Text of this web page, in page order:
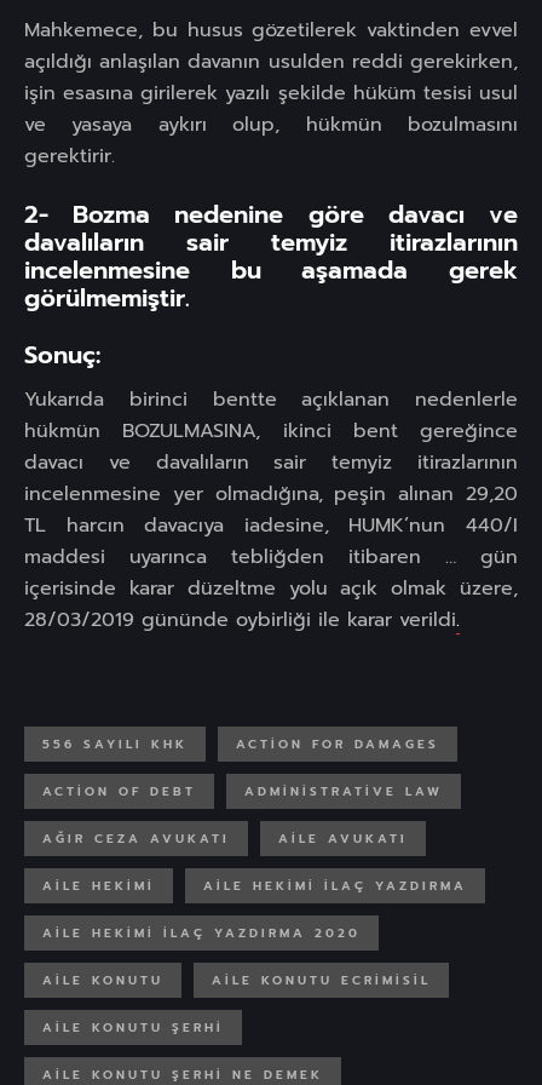
Mahkemece, bu husus gözetilerek vaktinden evvel
açıldığı anlaşılan davanın usulden reddi gerekirken,
işin esasına girilerek yazılı şekilde hüküm tesisi usul
ve yasaya aykırı olup, hükmün bozulmasını
gerektirir.
2- Bozma nedenine göre davacı ve
davalıların sair temyiz itirazlarının
incelenmesine bu aşamada gerek
görülmemiştir.
Sonuç:
Yukarıda birinci bentte açıklanan nedenlerle
hükmün BOZULMASINA, ikinci bent gereğince
davacı ve davalıların sair temyiz itirazlarının
incelenmesine yer olmadığına, peşin alınan 29,20
TL harcın davacıya iadesine, HUMK’nun 440/I
maddesi uyarınca tebliğden itibaren … gün
içerisinde karar düzeltme yolu açık olmak üzere,
28/03/2019 gününde oybirliği ile karar verildi.
556 SAYILI KHK ACTION FOR DAMAGES
ACTION OF DEBT ADMINISTRATIVE LAW
AĞIR CEZA AVUKATI AILE AVUKATI
AILE HEKIMI AILE HEKIMI ILAÇ YAZDIRMA
AILE HEKIMI ILAÇ YAZDIRMA 2020
AILE KONUTU AILE KONUTU ECRIMISIL
AILE KONUTU ŞERHI
AILE KONUTU ŞERHI NE DEMEK